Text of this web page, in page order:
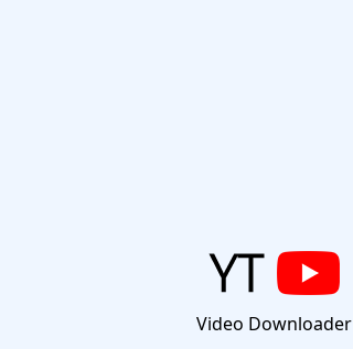
Video Downloader